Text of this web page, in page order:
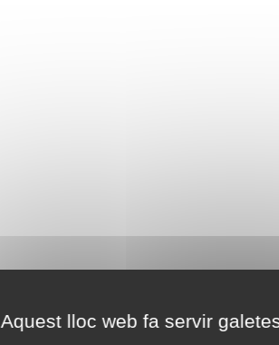
Aquest lloc web fa servir